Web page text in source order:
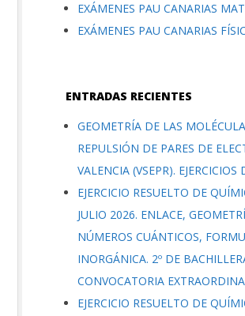
EXÁMENES PAU CANARIAS
EXÁMENES PAU CANARIAS
ENTRADAS RECIENTES
GEOMETRÍA DE LAS
REPULSIÓN DE PARES DE
VALENCIA (VSEPR). EJERCICIOS
EJERCICIO RESUELTO DE
JULIO 2026. ENLACE,
NÚMEROS CUÁNTICOS,
INORGÁNICA. 2º DE
CONVOCATORIA
EJERCICIO RESUELTO DE